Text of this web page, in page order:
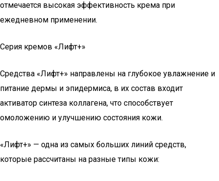
отмечается высокая эффективность крема при
ежедневном применении.
Серия кремов «Лифт+»
Средства «Лифт+» направлены на глубокое увлажнение и
питание дермы и эпидермиса, в их состав входит
активатор синтеза коллагена, что способствует
омоложению и улучшению состояния кожи.
«Лифт+» — одна из самых больших линий средств,
которые рассчитаны на разные типы кожи: